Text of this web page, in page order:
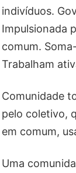
indivíduos.
Impulsionada
comum.
Trabalham
Comunidade
pelo coletivo,
em comum,
Uma